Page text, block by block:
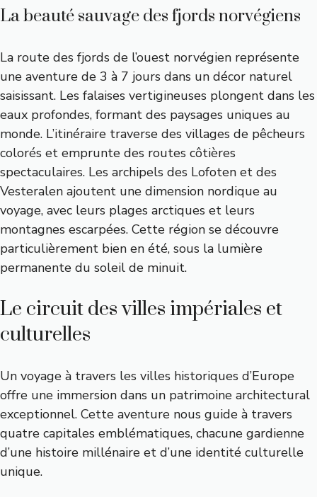
La beauté sauvage des fjords norvégiens
La route des fjords de l’ouest norvégien représente
une aventure de 3 à 7 jours dans un décor naturel
saisissant. Les falaises vertigineuses plongent dans les
eaux profondes, formant des paysages uniques au
monde. L’itinéraire traverse des villages de pêcheurs
colorés et emprunte des routes côtières
spectaculaires. Les archipels des Lofoten et des
Vesteralen ajoutent une dimension nordique au
voyage, avec leurs plages arctiques et leurs
montagnes escarpées. Cette région se découvre
particulièrement bien en été, sous la lumière
permanente du soleil de minuit.
Le circuit des villes impériales et
culturelles
Un voyage à travers les villes historiques d’Europe
offre une immersion dans un patrimoine architectural
exceptionnel. Cette aventure nous guide à travers
quatre capitales emblématiques, chacune gardienne
d’une histoire millénaire et d’une identité culturelle
unique.